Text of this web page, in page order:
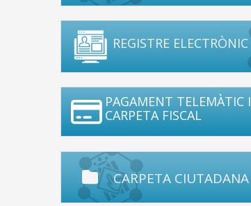
REGISTRE ELECTRÒNIC
PAGAMENT TELEMÀTIC I
CARPETA FISCAL
CARPETA CIUTADANA